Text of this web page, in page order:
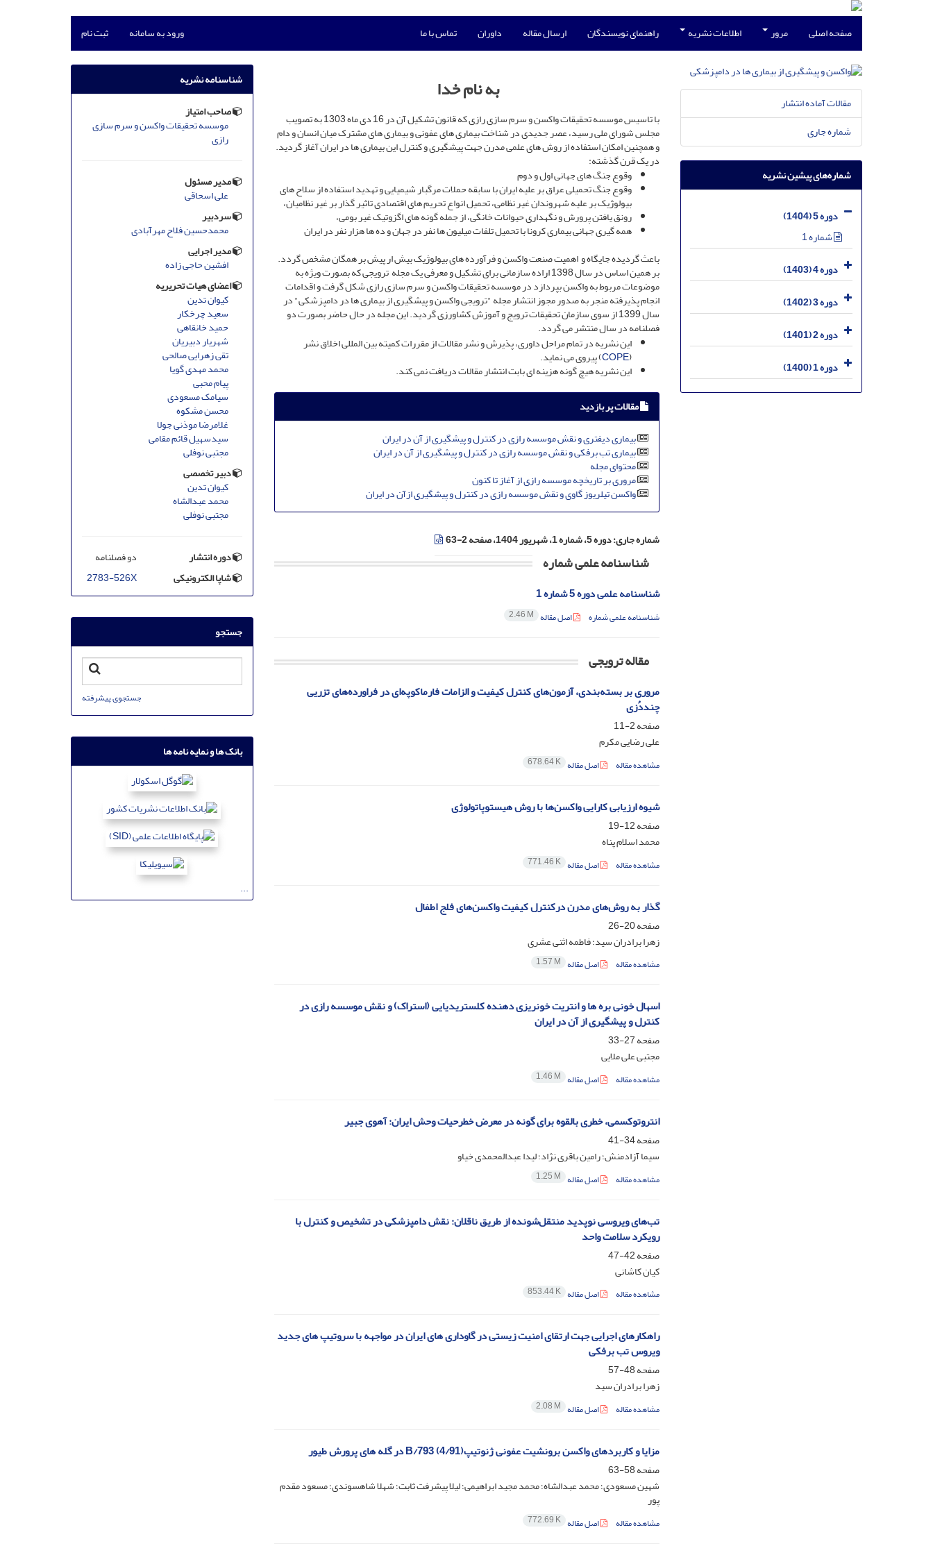
صفحه اصلی مرور اطلاعات نشریه راهنمای نویسندگان ارسال مقاله داوران تماس با ما ورود به سامانه ثبت نام
مقالات آماده انتشار
شماره جاری
شماره‌های پیشین نشریه
دوره 5 (1404)
شماره 1
دوره 4 (1403)
دوره 3 (1402)
دوره 2 (1401)
دوره 1 (1400)
به نام خدا
با تاسیس موسسه تحقیقات واکسن و سرم سازی رازی که قانون تشکیل آن در 16 دی ماه 1303 به تصویب
مجلس شورای ملی رسید، عصر جدیدی در شناخت بیماری های عفونی و بیماری های مشترک میان انسان و دام
و همچنین امکان استفاده از روش های علمی مدرن جهت پیشگیری و کنترل این بیماری ها در ایران آغاز گردید.
در یک قرن گذشته:
وقوع جنگ های جهانی اول و دوم
وقوع جنگ تحمیلی عراق بر علیه ایران با سابقه حملات مرگبار شیمیایی و تهدید استفاده از سلاح های
بیولوژیک بر علیه شهروندان غیر نظامی، تحمیل انواع تحریم های اقتصادی تاثیر گذار بر غیر نظامیان،
رونق یافتن پرورش و نگهداری حیوانات خانگی، از جمله گونه های اگزوتیک غیر بومی،
همه گیری جهانی بیماری کرونا با تحمیل تلفات میلیون ها نفر در جهان و ده ها هزار نفر در ایران
باعث گردیده جایگاه و اهمیت صنعت واکسن و فرآورده های بیولوژیک بیش ار پیش بر همگان مشخص گردد.
بر همین اساس در سال 1398 اراده سازمانی برای تشکیل و معرفی یک مجله ترویجی که بصورت ویژه به
موضوعات مربوط به واکسن بپردازد در موسسه تحقیقات واکسن و سرم سازی رازی شکل گرفت و اقدامات
انجام پذیرفته منجر به صدور مجوز انتشار مجله "ترویجی واکسن و پیشگیری از بیماری ها در دامپزشکی" در
سال 1399 از سوی سازمان تحقیقات ترویج و آموزش کشاورزی گردید. این مجله در حال حاضر بصورت دو
فصلنامه در سال منتشر می گردد.
این نشریه در تمام مراحل داوری، پذیرش و نشر مقالات از مقررات کمیته بین المللی اخلاق نشر
(
COPE) پیروی می نماید.
این نشریه هیچ گونه هزینه ای بابت انتشار مقالات دریافت نمی کند.
مقالات پر بازدید
بیماری دیفتری و نقش موسسه رازی در کنترل و پیشگیری از آن در ایران
بیماری تب برفکی و نقش موسسه رازی در کنترل و پیشگیری از آن در ایران
محتوای مجله
مروری بر تاریخچه موسسه رازی از آغاز تا کنون
واکسن تیلریوز گاوی و نقش موسسه رازی در کنترل و پیشگیری ازآن در ایران
شماره جاری:دوره 5، شماره 1، شهریور 1404، صفحه 2-63
شناسنامه علمی شماره
شناسنامه علمی دوره 5 شماره 1
شناسنامه علمی شماره اصل مقاله 2.46 M
مقاله ترویجی
مروری بر بسته‌بندی، آزمون‌های کنترل کیفیت و الزامات فارماکوپه‌ای در فراورده‌های تزریی
چنددُزی
صفحه2-11
علی رضایی مکرم
مشاهده مقاله اصل مقاله 678.64 K
شیوه ارزیابی کارایی واکسن‌ها با روش هیستوپاتولوژی
صفحه12-19
محمد اسلام پناه
مشاهده مقاله اصل مقاله 771.46 K
گذار به روش‌های مدرن درکنترل کیفیت واکسن‌های فلج اطفال
صفحه20-26
زهرا برادران سید؛ فاطمه اثنی عشری
مشاهده مقاله اصل مقاله 1.57 M
اسهال خونی بره ها و انتریت خونریزی دهنده کلستریدیایی (استراک) و نقش موسسه رازی در
کنترل و پیشگیری از آن در ایران
صفحه27-33
مجتبی علی ملایی
مشاهده مقاله اصل مقاله 1.46 M
انتروتوکسمی، خطری بالقوه برای گونه در معرض خطرحیات وحش ایران: آهوی جبیر
صفحه34-41
سیما آزادمنش؛ رامین باقری نژاد؛ لیدا عبدالمحمدی خیاو
مشاهده مقاله اصل مقاله 1.25 M
تب‌های ویروسی نوپدید منتقل‌شونده از طریق ناقلان: نقش دامپزشکی در تشخیص و کنترل با
رویکرد سلامت واحد
صفحه42-47
کیان کاشانی
مشاهده مقاله اصل مقاله 853.44 K
راهکارهای اجرایی جهت ارتقای امنیت زیستی در گاوداری‌ های ایران در مواجهه با سروتیپ‌ های جدید
ویروس تب برفکی
صفحه48-57
زهرا برادران سید
مشاهده مقاله اصل مقاله 2.08 M
مزایا و کاربردهای واکسن برونشیت عفونی ژنوتیپ(4/91) 793/B در گله های پرورش طیور
صفحه58-63
شهین مسعودی؛ محمد عبدالشاه؛ محمد مجید ابراهیمی؛ لیلا پیشرفت ثابت؛ شهلا شاهسوندی؛ مسعود مقدم
پور
مشاهده مقاله اصل مقاله 772.69 K
شناسنامه نشریه
صاحب امتیاز
موسسه تحقیقات واکسن و سرم سازی
رازی
مدیر مسئول
علی اسحاقی
سردبیر
محمدحسین فلاح مهرآبادی
مدیر اجرایی
افشین حاجی زاده
اعضای هیات تحریریه
کیوان تدین
سعید چرخکار
حمید خانقاهی
شهریار دبیریان
تقی زهرایی صالحی
محمد مهدی گویا
پیام محبی
سیامک مسعودی
محسن مشکوه
غلامرضا موذنی جولا
سیدسهیل قائم مقامی
مجتبی نوفلی
دبیر تخصصی
کیوان تدین
محمد عبدالشاه
مجتبی نوفلی
دوره انتشار
دو فصلنامه
شاپا الکترونیکی
2783-526X
جستجو
جستجوی پیشرفته
بانک ها و نمایه نامه ها
...